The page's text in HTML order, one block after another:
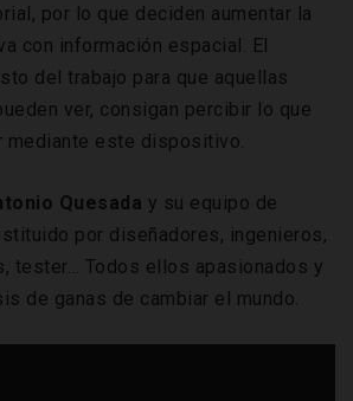
por lo que deciden aumentar la
con información espacial. El
del trabajo para que aquellas
ver, consigan percibir lo que
mediante este dispositivo.
Quesada y su equipo de
por diseñadores, ingenieros,
tester… Todos ellos apasionados y
de ganas de cambiar el mundo.